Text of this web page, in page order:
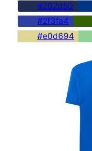
#202d50
#2f3fa4
#e0d694